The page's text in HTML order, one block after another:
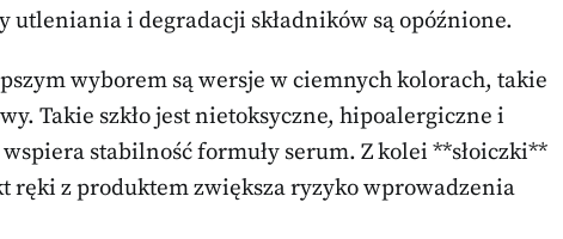
i degradacji składników są opóźnione.
wyborem są wersje w ciemnych kolorach, takie
Takie szkło jest nietoksyczne, hipoalergiczne i
stabilność formuły serum. Z kolei **słoiczki**
ręki z produktem zwiększa ryzyko wprowadzenia